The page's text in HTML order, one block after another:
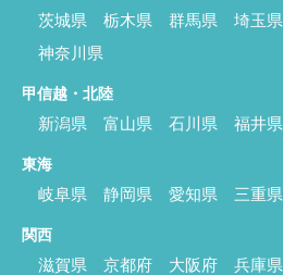
茨城県 栃木県 群馬県 埼玉県
神奈川県
甲信越・北陸
新潟県 富山県 石川県 福井県
東海
岐阜県 静岡県 愛知県 三重県
関西
滋賀県 京都府 大阪府 兵庫県